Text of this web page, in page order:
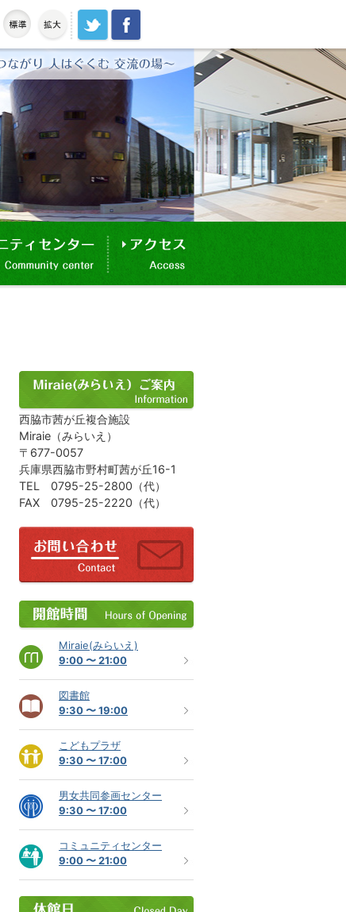
西脇市茜が丘複合施設
Miraie（みらいえ）
〒677-0057
兵庫県西脇市野村町茜が丘16-1
TEL 0795-25-2800（代）
FAX 0795-25-2220（代）
Miraie(みらいえ)
9:00 〜 21:00
図書館
9:30 〜 19:00
こどもプラザ
9:30 〜 17:00
男女共同参画センター
9:30 〜 17:00
コミュニティセンター
9:00 〜 21:00